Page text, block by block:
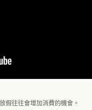
假往往會增加消費的機會。